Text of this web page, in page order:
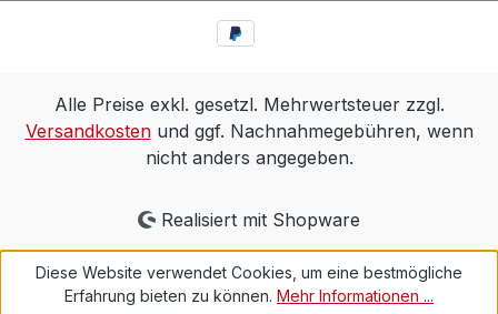
Alle Preise exkl. gesetzl. Mehrwertsteuer zzgl.
Versandkostenund ggf. Nachnahmegebühren, wenn
nicht anders angegeben.
Realisiert mit Shopware
Diese Website verwendet Cookies, um eine bestmögliche
Erfahrung bieten zu können. Mehr Informationen ...